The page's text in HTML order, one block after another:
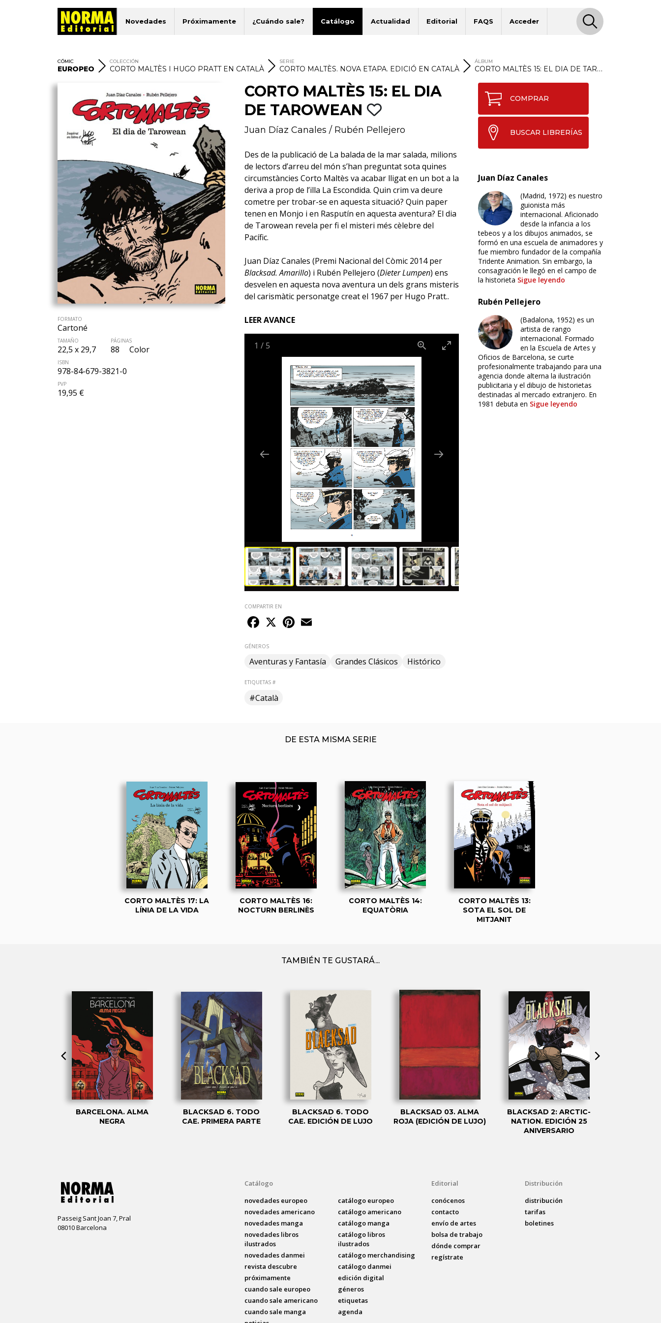
Novedades Próximamente ¿Cuándo sale? Catálogo Actualidad Editorial FAQS Acceder
CÓMIC
EUROPEO
COLECCIÓN
CORTO MALTÈS I HUGO PRATT EN CATALÀ
SERIE
CORTO MALTÈS. NOVA ETAPA. EDICIÓ EN CATALÀ
ÁLBUM
CORTO MALTÈS 15: EL DIA DE TAROWEAN
FORMATO
Cartoné
TAMAÑO
22,5 x 29,7
PÁGINAS
88 Color
ISBN
978-84-679-3821-0
PVP
19,95 €
CORTO MALTÈS 15: EL DIA
DE TAROWEAN
Juan Díaz Canales / Rubén Pellejero
Des de la publicació de La balada de la mar salada, milions
de lectors d’arreu del món s’han preguntat sota quines
circumstàncies Corto Maltès va acabar lligat en un bot a la
deriva a prop de l’illa La Escondida. Quin crim va deure
cometre per trobar-se en aquesta situació? Quin paper
tenen en Monjo i en Rasputín en aquesta aventura? El dia
de Tarowean revela per fi el misteri més cèlebre del
Pacífic.
Juan Díaz Canales (Premi Nacional del Còmic 2014 per
Blacksad. Amarillo) i Rubén Pellejero (Dieter Lumpen) ens
desvelen en aquesta nova aventura un dels grans misteris
del carismàtic personatge creat el 1967 per Hugo Pratt..
LEER AVANCE
1 / 5
COMPARTIR EN
Facebook
X Pinterest
GÉNEROS
Aventuras y Fantasía Grandes Clásicos Histórico
ETIQUETAS #
#Català
COMPRAR
BUSCAR LIBRERÍAS
Juan Díaz Canales
(Madrid, 1972) es nuestro
guionista más
internacional. Aficionado
desde la infancia a los
tebeos y a los dibujos animados, se
formó en una escuela de animadores y
fue miembro fundador de la compañía
Tridente Animation. Sin embargo, la
consagración le llegó en el campo de
la historieta Sigue leyendo
Rubén Pellejero
(Badalona, 1952) es un
artista de rango
internacional. Formado
en la Escuela de Artes y
Oficios de Barcelona, se curte
profesionalmente trabajando para una
agencia donde alterna la ilustración
publicitaria y el dibujo de historietas
destinadas al mercado extranjero. En
1981 debuta en Sigue leyendo
DE ESTA MISMA SERIE
CORTO MALTÈS 17: LA
LÍNIA DE LA VIDA
CORTO MALTÈS 16:
NOCTURN BERLINÈS
CORTO MALTÈS 14:
EQUATÒRIA
CORTO MALTÈS 13:
SOTA EL SOL DE
MITJANIT
TAMBIÉN TE GUSTARÁ...
BARCELONA. ALMA
NEGRA
BLACKSAD 6. TODO
CAE. PRIMERA PARTE
BLACKSAD 6. TODO
CAE. EDICIÓN DE LUJO
BLACKSAD 03. ALMA
ROJA (EDICIÓN DE LUJO)
BLACKSAD 2: ARCTIC-
NATION. EDICIÓN 25
ANIVERSARIO
Passeig Sant Joan 7, Pral
08010 Barcelona
Catálogo
novedades europeo
novedades americano
novedades manga
novedades libros
ilustrados
novedades danmei
revista descubre
próximamente
cuando sale europeo
cuando sale americano
cuando sale manga
catálogo europeo
catálogo americano
catálogo manga
catálogo libros
ilustrados
catálogo merchandising
catálogo danmei
edición digital
géneros
etiquetas
agenda
Editorial
conócenos
contacto
envío de artes
bolsa de trabajo
dónde comprar
regístrate
Distribución
distribución
tarifas
boletines